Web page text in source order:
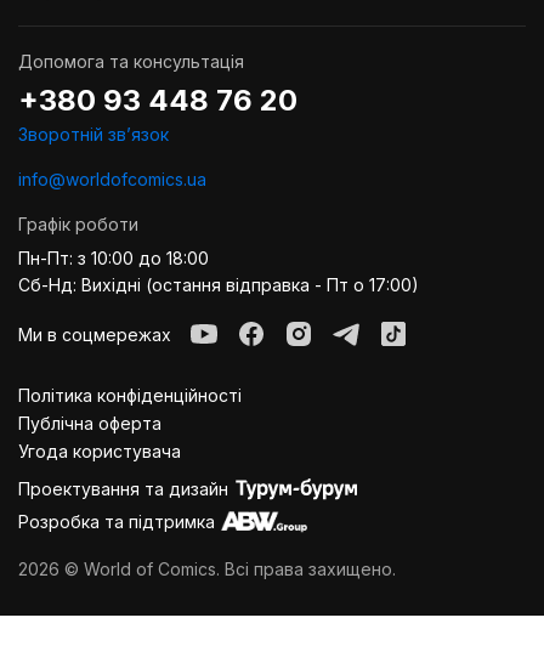
Допомога та консультація
+380 93 448 76 20
Зворотній звʼязок
info@worldofcomics.ua
Графік роботи
Пн-Пт: з 10:00 до 18:00
Сб-Нд: Вихідні (остання відправка - Пт о 17:00)
Ми в соцмережах
Політика конфіденційності
Публiчна оферта
Угода користувача
Проектування та дизайн
Розробка та підтримка
2026 © World of Comics. Всі права захищено.